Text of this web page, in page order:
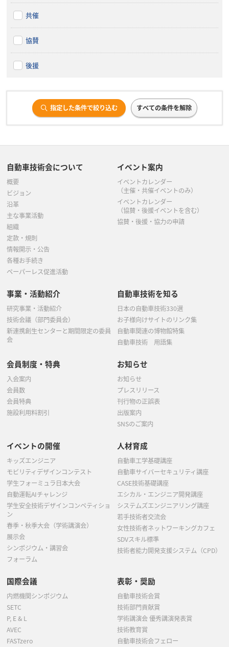
共催
協賛
後援
指定した条件で絞り込む すべての条件を解除
自動車技術会について
概要
ビジョン
沿革
主な事業活動
組織
定款・規則
情報開示・公告
各種お手続き
ペーパーレス促進活動
イベント案内
イベントカレンダー
（主催・共催イベントのみ）
イベントカレンダー
（協賛・後援イベントを含む）
協賛・後援・協力の申請
事業・活動紹介
研究事業・活動紹介
技術会議（部門委員会）
新連携創生センターと期間限定の委員
会
自動車技術を知る
日本の自動車技術330選
お子様向けサイトのリンク集
自動車関連の博物館特集
自動車技術 用語集
会員制度・特典
入会案内
会員数
会員特典
施設利用料割引
お知らせ
お知らせ
プレスリリース
刊行物の正誤表
出版案内
SNSのご案内
イベントの開催
キッズエンジニア
モビリティデザインコンテスト
学生フォーミュラ日本大会
自動運転AIチャレンジ
学生安全技術デザインコンペティショ
ン
春季・秋季大会（学術講演会）
展示会
シンポジウム・講習会
フォーラム
人材育成
自動車工学基礎講座
自動車サイバーセキュリティ講座
CASE技術基礎講座
エシカル・エンジニア開発講座
システムズエンジニアリング講座
若手技術者交流会
女性技術者ネットワーキングカフェ
SDVスキル標準
技術者能力開発支援システム（CPD）
国際会議
内燃機関シンポジウム
SETC
P, E & L
AVEC
FASTzero
表彰・奨励
自動車技術会賞
技術部門貢献賞
学術講演会 優秀講演発表賞
技術教育賞
自動車技術会フェロー